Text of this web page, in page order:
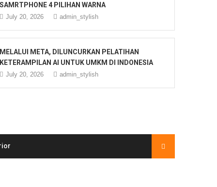
4 PILIHAN WARNA
July 20, 2026 admin_stylish
META, DILUNCURKAN PELATIHAN
AI UNTUK UMKM DI INDONESIA
July 20, 2026 admin_stylish